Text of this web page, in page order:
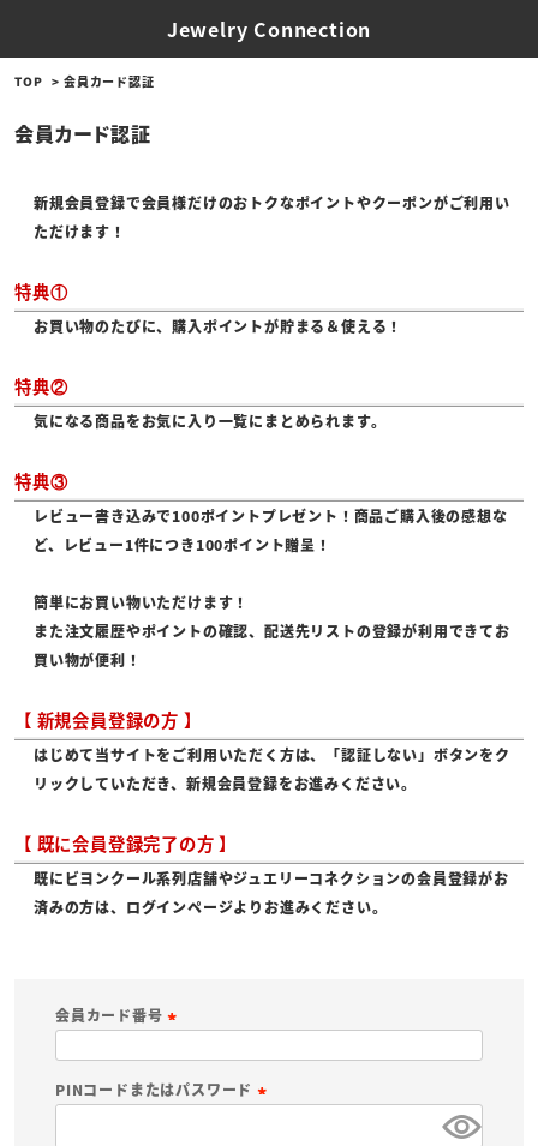
Jewelry Connection
TOP 会員カード認証
会員カード認証
新規会員登録で会員様だけのおトクなポイントやクーポンがご利用い
ただけます！
特典①
お買い物のたびに、購入ポイントが貯まる＆使える！
特典②
気になる商品をお気に入り一覧にまとめられます。
特典③
レビュー書き込みで100ポイントプレゼント！商品ご購入後の感想な
ど、レビュー1件につき100ポイント贈呈！
簡単にお買い物いただけます！
また注文履歴やポイントの確認、配送先リストの登録が利用できてお
買い物が便利！
【 新規会員登録の方 】
はじめて当サイトをご利用いただく方は、「認証しない」ボタンをク
リックしていただき、新規会員登録をお進みください。
【 既に会員登録完了の方 】
既にビヨンクール系列店舗やジュエリーコネクションの会員登録がお
済みの方は、ログインページよりお進みください。
会員カード番号
必
須
PINコードまたはパスワード